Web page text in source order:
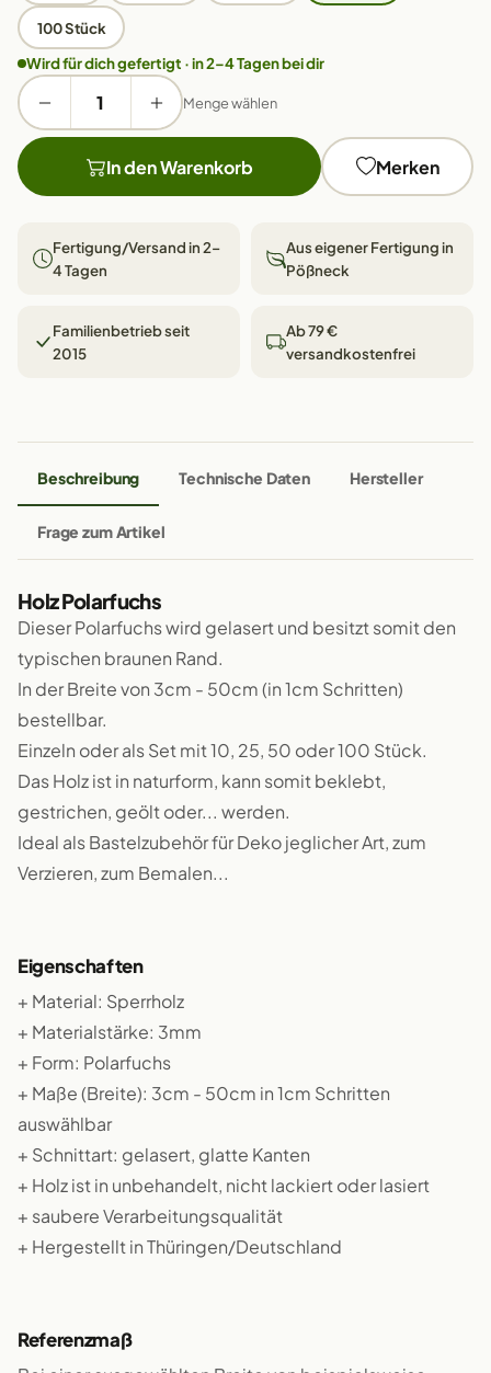
100 Stück
Wird für dich gefertigt · in 2–4 Tagen bei dir
Menge wählen
In den Warenkorb Merken
Fertigung/Versand in 2–
4 Tagen
Aus eigener Fertigung in
Pößneck
Familienbetrieb seit
2015
Ab 79 €
versandkostenfrei
Beschreibung Technische Daten Hersteller
Frage zum Artikel
Holz Polarfuchs
Dieser Polarfuchs wird gelasert und besitzt somit den
typischen braunen Rand.
In der Breite von 3cm - 50cm (in 1cm Schritten)
bestellbar.
Einzeln oder als Set mit 10, 25, 50 oder 100 Stück.
Das Holz ist in naturform, kann somit beklebt,
gestrichen, geölt oder... werden.
Ideal als Bastelzubehör für Deko jeglicher Art, zum
Verzieren, zum Bemalen...
Eigenschaften
+ Material: Sperrholz
+ Materialstärke: 3mm
+ Form: Polarfuchs
+ Maße (Breite): 3cm - 50cm in 1cm Schritten
auswählbar
+ Schnittart: gelasert, glatte Kanten
+ Holz ist in unbehandelt, nicht lackiert oder lasiert
+ saubere Verarbeitungsqualität
+ Hergestellt in Thüringen/Deutschland
Referenzmaß